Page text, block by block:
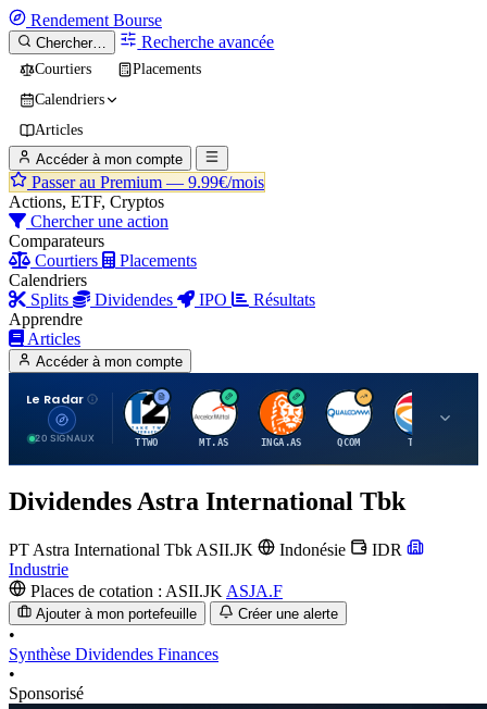
Rendement Bourse
Chercher… Recherche avancée
Courtiers
Placements
Calendriers
Articles
Accéder à mon compte
Passer au Premium — 9.99€/mois
Actions, ETF, Cryptos
Chercher une action
Comparateurs
Courtiers
Placements
Calendriers
Splits
Dividendes IPO
Résultats
Apprendre
Articles
Accéder à mon compte
Le Radar
20 SIGNAUX
T
TTWO
A
MT.AS
I
INGA.AS
Q
QCOM
T
TTE
Dividendes Astra International Tbk
PT Astra International Tbk ASII.JK Indonésie
IDR
Industrie
Places de cotation : ASII.JK ASJA.F
Ajouter à mon portefeuille Créer une alerte
•
Synthèse Dividendes Finances
•
Sponsorisé